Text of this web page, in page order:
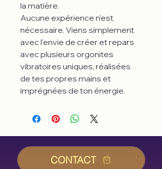
la matière.
Aucune expérience n'est
nécessaire. Viens simplement
avec l'envie de créer et repars
avec plusieurs orgonites
vibratoires uniques, réalisées
de tes propres mains et
imprégnées de ton énergie.
CONTACT